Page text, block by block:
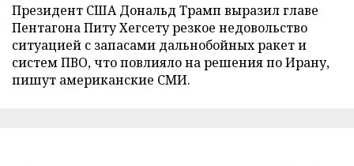
Президент США Дональд Трамп выразил главе
Пентагона Питу Хегсету резкое недовольство
ситуацией с запасами дальнобойных ракет и
систем ПВО, что повлияло на решения по Ирану,
пишут американские СМИ.